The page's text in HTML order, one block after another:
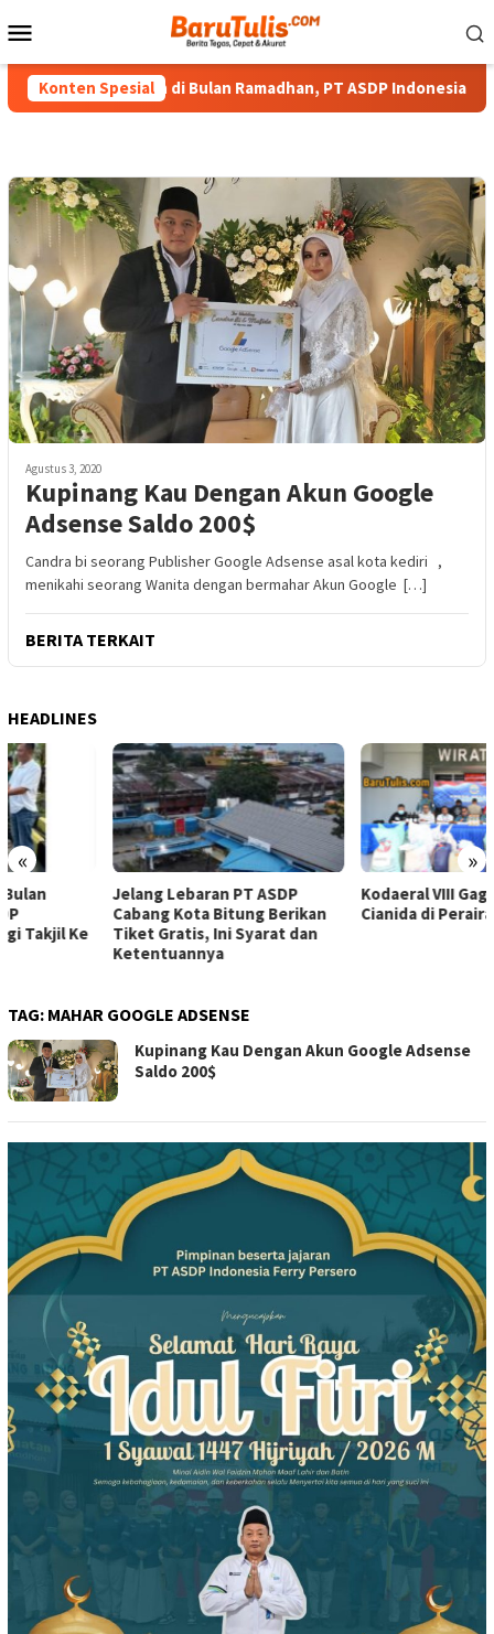
ke
Mobile
Konten Spesial
Berkah di Bulan Ramadhan, PT ASDP Indonesia Ferry
Agustus 3, 2020
Kupinang Kau Dengan Akun Google
Adsense Saldo 200$
Candra bi seorang Publisher Google Adsense asal kota kediri ,
menikahi seorang Wanita dengan bermahar Akun Google […]
BERITA TERKAIT
HEADLINES
« »
Jelang Lebaran PT ASDP
Cabang Kota Bitung Berikan
Tiket Gratis, Ini Syarat dan
Ketentuannya
Kodaeral VIII Gagalkan 1,4 Ton
Cianida di Perairan Sulawesi
TAG: MAHAR GOOGLE ADSENSE
Kupinang Kau Dengan Akun Google Adsense
Saldo 200$